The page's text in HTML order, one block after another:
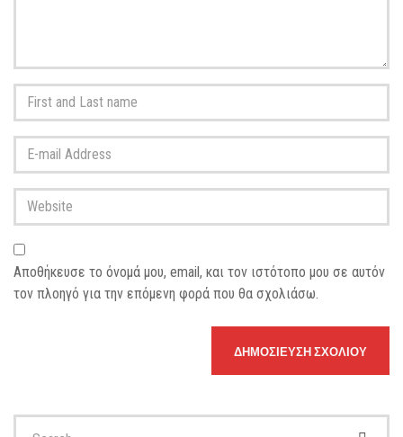
First
and
Last
name*
mail
Address*
Website
Αποθήκευσε το όνομά μου, email, και τον ιστότοπο μου σε αυτόν
τον πλοηγό για την επόμενη φορά που θα σχολιάσω.